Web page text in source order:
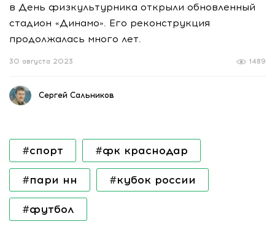
в День физкультурника открыли обновленный
стадион «Динамо». Его реконструкция
продолжалась много лет.
1489
30 августа 2023
Сергей Сальников
#спорт #фк краснодар
#пари нн #кубок россии
#футбол